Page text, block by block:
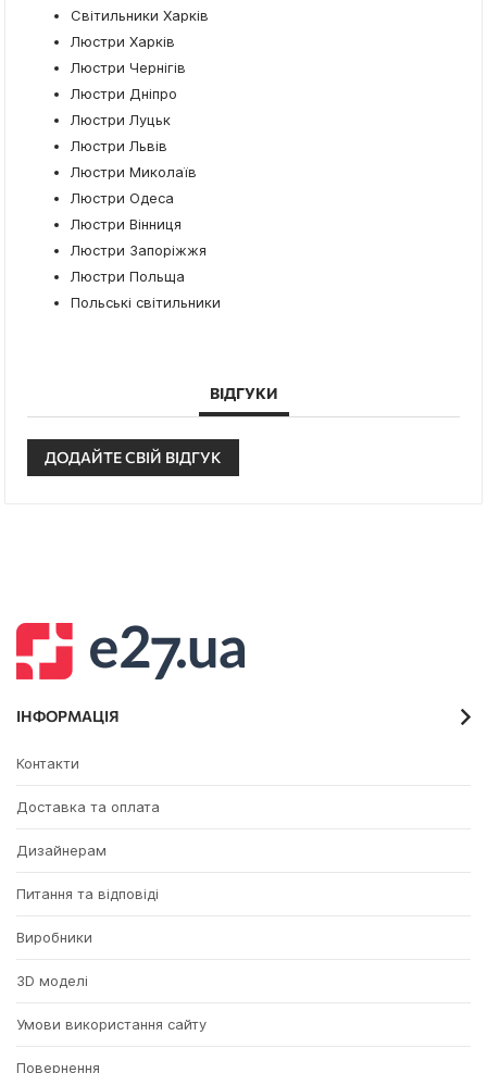
Світильники Харків
Люстри Харків
Люстри Чернігів
Люстри Дніпро
Люстри Луцьк
Люстри Львів
Люстри Миколаїв
Люстри Одеса
Люстри Вінниця
Люстри Запоріжжя
Люстри Польща
Польські світильники
ВІДГУКИ
ДОДАЙТЕ СВІЙ ВІДГУК
ІНФОРМАЦІЯ
Контакти
Доставка та оплата
Дизайнерам
Питання та відповіді
Виробники
3D моделі
Умови використання сайту
Повернення